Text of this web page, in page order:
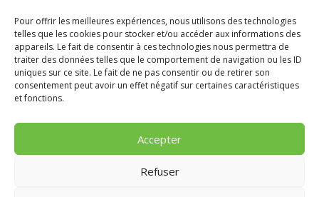
Pour offrir les meilleures expériences, nous utilisons des technologies
telles que les cookies pour stocker et/ou accéder aux informations des
appareils. Le fait de consentir à ces technologies nous permettra de
traiter des données telles que le comportement de navigation ou les ID
uniques sur ce site. Le fait de ne pas consentir ou de retirer son
consentement peut avoir un effet négatif sur certaines caractéristiques
et fonctions.
Accepter
Refuser
Hinweise
Cookies
Création du site internet : Agence FL, agence
web à Perpignan